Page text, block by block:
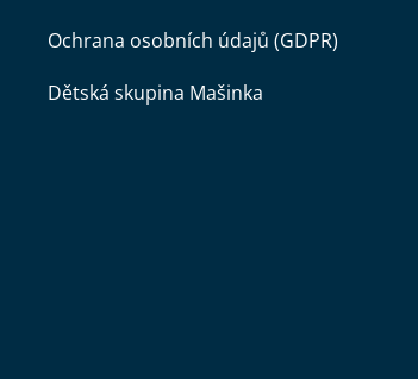
Ochrana osobních údajů (GDPR)
Dětská skupina Mašinka